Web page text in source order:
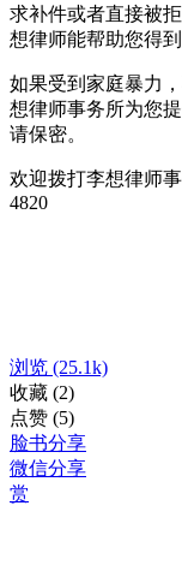
求补件或者直接被
想律师能帮助您得
如果受到家庭暴力
想律师事务所为您
请保密。
欢迎拨打李想律师
4820
浏览 (25.1k)
收藏 (2)
点赞 (5)
脸书分享
微信分享
赏